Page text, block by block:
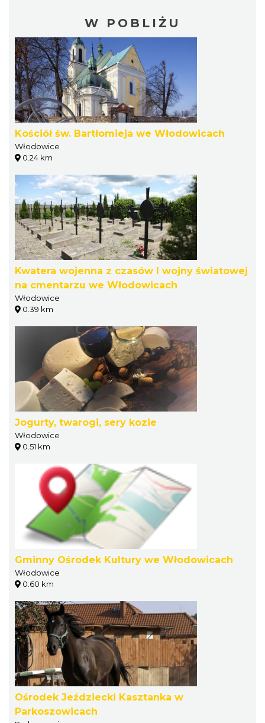
W POBLIŻU
Kościół św. Bartłomieja we Włodowicach
Włodowice
0.24 km
Kwatera wojenna z czasów I wojny światowej
na cmentarzu we Włodowicach
Włodowice
0.39 km
Jogurty, twarogi, sery kozie
Włodowice
0.51 km
Gminny Ośrodek Kultury we Włodowicach
Włodowice
0.60 km
Ośrodek Jeździecki Kasztanka w
Parkoszowicach